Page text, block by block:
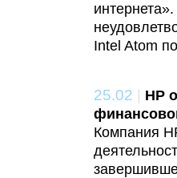
Intel Atom
25.02 | НР
Компания